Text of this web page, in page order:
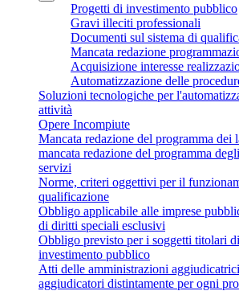
Progetti di investimento pubblico
Gravi illeciti professionali
Documenti sul sistema di
Mancata redazione
Acquisizione interesse
Automatizzazione delle
Soluzioni tecnologiche per
attività
Opere Incompiute
Mancata redazione del programma dei
mancata redazione del programma
servizi
Norme, criteri oggettivi per il
qualificazione
Obbligo applicabile alle imprese
di diritti speciali esclusivi
Obbligo previsto per i soggetti titolari
investimento pubblico
Atti delle amministrazioni
aggiudicatori distintamente per ogni